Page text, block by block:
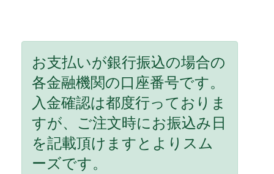
お支払いが銀行振込の場合の
各金融機関の口座番号です。
入金確認は都度行っておりま
すが、ご注文時にお振込み日
を記載頂けますとよりスム
ーズです。